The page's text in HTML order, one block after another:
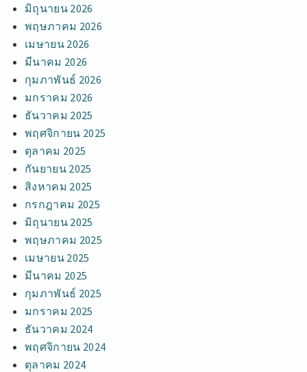
มิถุนายน 2026
พฤษภาคม 2026
เมษายน 2026
มีนาคม 2026
กุมภาพันธ์ 2026
มกราคม 2026
ธันวาคม 2025
พฤศจิกายน 2025
ตุลาคม 2025
กันยายน 2025
สิงหาคม 2025
กรกฎาคม 2025
มิถุนายน 2025
พฤษภาคม 2025
เมษายน 2025
มีนาคม 2025
กุมภาพันธ์ 2025
มกราคม 2025
ธันวาคม 2024
พฤศจิกายน 2024
ตุลาคม 2024